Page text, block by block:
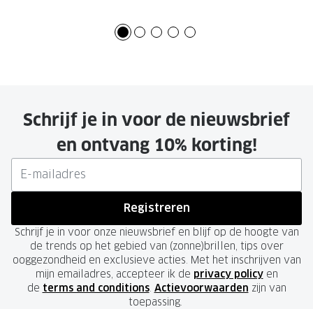
Schrijf je in voor de nieuwsbrief
en ontvang 10% korting!
Registreren
Schrijf je in voor onze nieuwsbrief en blijf op de hoogte van
de trends op het gebied van (zonne)brillen, tips over
ooggezondheid en exclusieve acties. Met het inschrijven van
mijn emailadres, accepteer ik de privacy policyen
de terms and conditions. Actievoorwaarden zijn van
toepassing.